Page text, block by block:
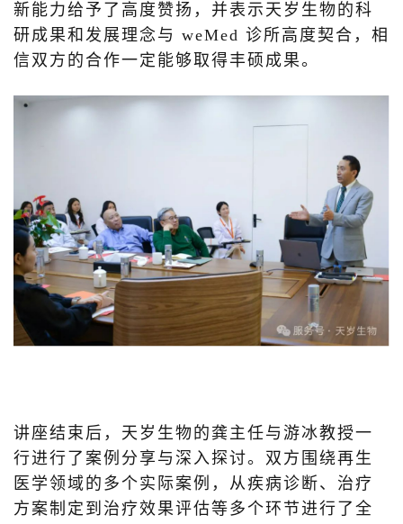
新能力给予了高度赞扬，并表示天岁生物的科
研成果和发展理念与 weMed 诊所高度契合，相
信双方的合作一定能够取得丰硕成果。
讲座结束后，天岁生物的龚主任与游冰教授一
行进行了案例分享与深入探讨。双方围绕再生
医学领域的多个实际案例，从疾病诊断、治疗
方案制定到治疗效果评估等多个环节进行了全